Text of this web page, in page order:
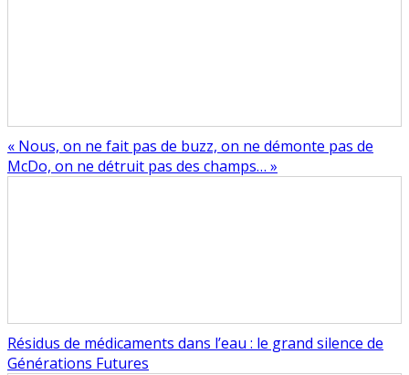
« Nous, on ne fait pas de buzz, on ne démonte pas de
McDo, on ne détruit pas des champs… »
Résidus de médicaments dans l’eau : le grand silence de
Générations Futures